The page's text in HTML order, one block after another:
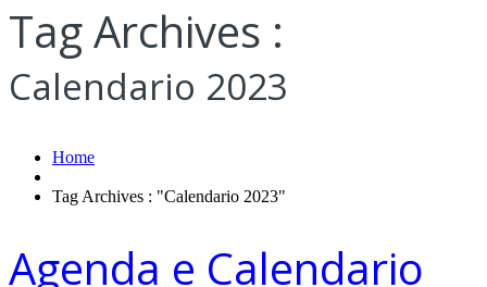
Tag Archives :
Calendario 2023
Home
Tag Archives : "Calendario 2023"
Agenda e Calendario